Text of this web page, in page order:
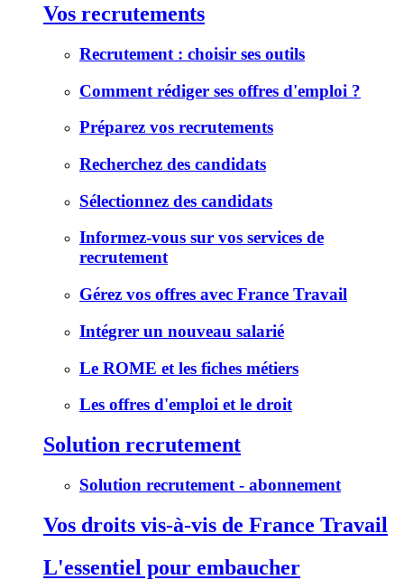
Vos recrutements
Recrutement : choisir ses outils
Comment rédiger ses offres d'emploi ?
Préparez vos recrutements
Recherchez des candidats
Sélectionnez des candidats
Informez-vous sur vos services de
recrutement
Gérez vos offres avec France Travail
Intégrer un nouveau salarié
Le ROME et les fiches métiers
Les offres d'emploi et le droit
Solution recrutement
Solution recrutement - abonnement
Vos droits vis-à-vis de France Travail
L'essentiel pour embaucher